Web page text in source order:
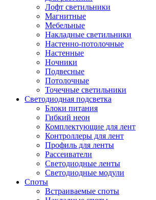
Лофт светильники
Магнитные
Мебельные
Накладные светильники
Настенно-потолочные
Настенные
Ночники
Подвесные
Потолочные
Точечные светильники
Светодиодная подсветка
Блоки питания
Гибкий неон
Комплектующие для лент
Контроллеры для лент
Профиль для ленты
Рассеиватели
Светодиодные ленты
Светодиодные модули
Споты
Встраиваемые споты